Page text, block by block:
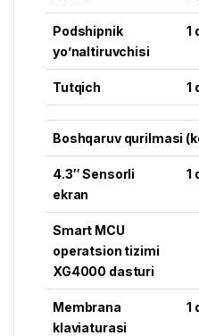
Podshipnik
yo’naltiruvchisi
1
Tutqich 1
Boshqaruv qurilmasi
4.3″ Sensorli
ekran
1
Smart MCU
operatsion tizimi
XG4000 dasturi
Membrana
klaviaturasi
1